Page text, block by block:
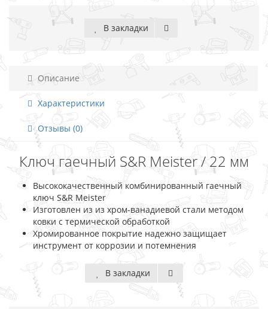
В закладки
Описание
Характеристики
Отзывы (0)
Ключ гаечный S&R Meister / 22 мм
Высококачественный комбинированный гаечный
ключ S&R Meister
Изготовлен из из хром-ванадиевой стали методом
ковки с термической обработкой
Хромированное покрытие надежно защищает
инструмент от коррозии и потемнения
В закладки